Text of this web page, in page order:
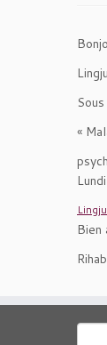
«
Bien
Rihab